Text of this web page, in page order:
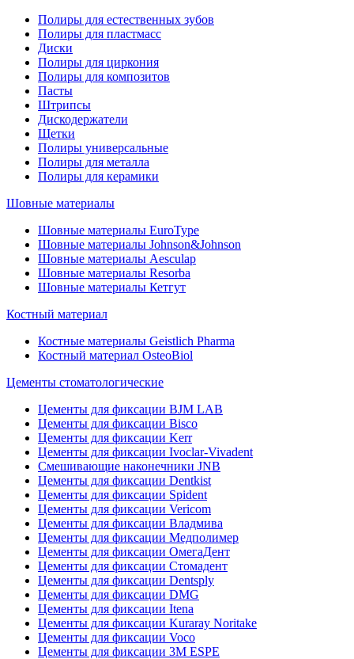
Полиры для естественных зубов
Полиры для пластмасс
Диски
Полиры для циркония
Полиры для композитов
Пасты
Штрипсы
Дискодержатели
Щетки
Полиры универсальные
Полиры для металла
Полиры для керамики
Шовные материалы
Шовные материалы EuroType
Шовные материалы Johnson&Johnson
Шовные материалы Aesculap
Шовные материалы Resorba
Шовные материалы Кетгут
Костный материал
Костные материалы Geistlich Pharma
Костный материал OsteoBiol
Цементы стоматологические
Цементы для фиксации BJM LAB
Цементы для фиксации Bisco
Цементы для фиксации Kerr
Цементы для фиксации Ivoclar-Vivadent
Смешивающие наконечники JNB
Цементы для фиксации Dentkist
Цементы для фиксации Spident
Цементы для фиксации Vericom
Цементы для фиксации Владмива
Цементы для фиксации Медполимер
Цементы для фиксации ОмегаДент
Цементы для фиксации Стомадент
Цементы для фиксации Dentsply
Цементы для фиксации DMG
Цементы для фиксации Itena
Цементы для фиксации Kuraray Noritake
Цементы для фиксации Voco
Цементы для фиксации 3M ESPE